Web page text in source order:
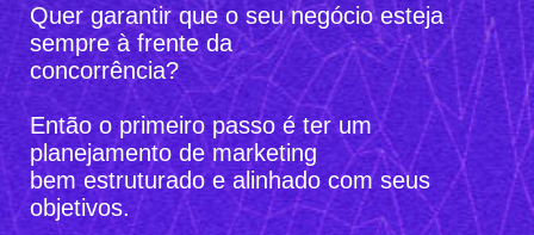
Quer garantir que o seu negócioesteja
sempre à frente da
concorrência?
Então o primeiro passo é ter um
planejamento de marketing
bem estruturado e alinhado comseus
objetivos.